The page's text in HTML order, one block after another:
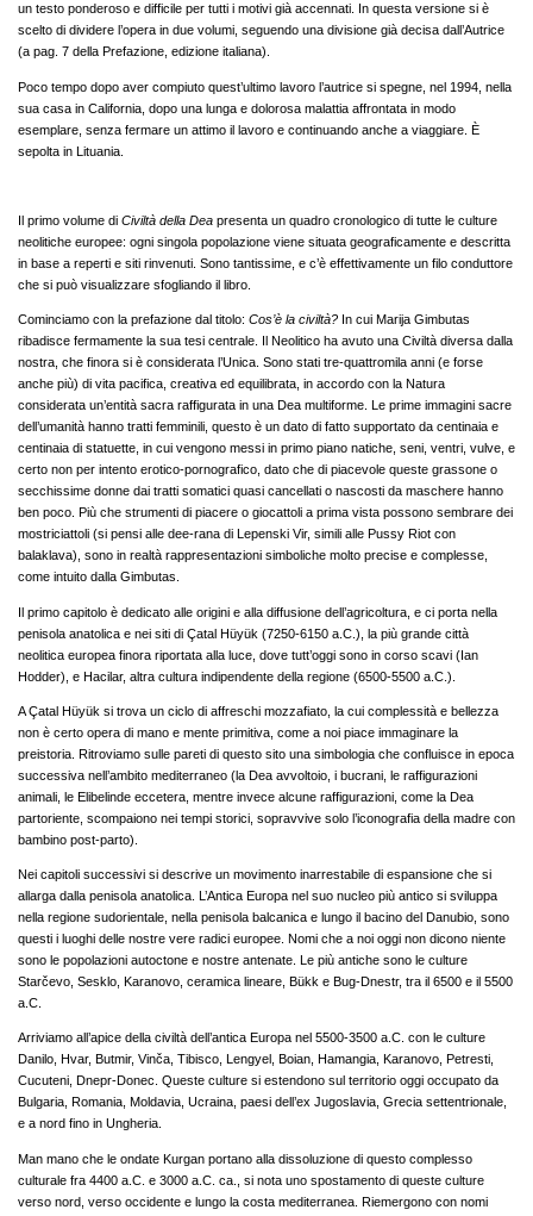
un testo ponderoso e difficile per tutti i motivi già accennati. In questa versione si è
scelto di dividere l’opera in due volumi, seguendo una divisione già decisa dall’Autrice
(a pag. 7 della Prefazione, edizione italiana).
Poco tempo dopo aver compiuto quest’ultimo lavoro l’autrice si spegne, nel 1994, nella
sua casa in California, dopo una lunga e dolorosa malattia affrontata in modo
esemplare, senza fermare un attimo il lavoro e continuando anche a viaggiare. È
sepolta in Lituania.
Il primo volume di Civiltà della Dea presenta un quadro cronologico di tutte le culture
neolitiche europee: ogni singola popolazione viene situata geograficamente e descritta
in base a reperti e siti rinvenuti. Sono tantissime, e c’è effettivamente un filo conduttore
che si può visualizzare sfogliando il libro.
Cominciamo con la prefazione dal titolo: Cos’è la civiltà? In cui Marija Gimbutas
ribadisce fermamente la sua tesi centrale. Il Neolitico ha avuto una Civiltà diversa dalla
nostra, che finora si è considerata l’Unica. Sono stati tre-quattromila anni (e forse
anche più) di vita pacifica, creativa ed equilibrata, in accordo con la Natura
considerata un’entità sacra raffigurata in una Dea multiforme. Le prime immagini sacre
dell’umanità hanno tratti femminili, questo è un dato di fatto supportato da centinaia e
centinaia di statuette, in cui vengono messi in primo piano natiche, seni, ventri, vulve, e
certo non per intento erotico-pornografico, dato che di piacevole queste grassone o
secchissime donne dai tratti somatici quasi cancellati o nascosti da maschere hanno
ben poco. Più che strumenti di piacere o giocattoli a prima vista possono sembrare dei
mostriciattoli (si pensi alle dee-rana di Lepenski Vir, simili alle Pussy Riot con
balaklava), sono in realtà rappresentazioni simboliche molto precise e complesse,
come intuito dalla Gimbutas.
Il primo capitolo è dedicato alle origini e alla diffusione dell’agricoltura, e ci porta nella
penisola anatolica e nei siti di Çatal Hüyük (7250-6150 a.C.), la più grande città
neolitica europea finora riportata alla luce, dove tutt’oggi sono in corso scavi (Ian
Hodder), e Hacilar, altra cultura indipendente della regione (6500-5500 a.C.).
A Çatal Hüyük si trova un ciclo di affreschi mozzafiato, la cui complessità e bellezza
non è certo opera di mano e mente primitiva, come a noi piace immaginare la
preistoria. Ritroviamo sulle pareti di questo sito una simbologia che confluisce in epoca
successiva nell’ambito mediterraneo (la Dea avvoltoio, i bucrani, le raffigurazioni
animali, le Elibelinde eccetera, mentre invece alcune raffigurazioni, come la Dea
partoriente, scompaiono nei tempi storici, sopravvive solo l’iconografia della madre con
bambino post-parto).
Nei capitoli successivi si descrive un movimento inarrestabile di espansione che si
allarga dalla penisola anatolica. L’Antica Europa nel suo nucleo più antico si sviluppa
nella regione sudorientale, nella penisola balcanica e lungo il bacino del Danubio, sono
questi i luoghi delle nostre vere radici europee. Nomi che a noi oggi non dicono niente
sono le popolazioni autoctone e nostre antenate. Le più antiche sono le culture
Starčevo, Sesklo, Karanovo, ceramica lineare, Bükk e Bug-Dnestr, tra il 6500 e il 5500
a.C.
Arriviamo all’apice della civiltà dell’antica Europa nel 5500-3500 a.C. con le culture
Danilo, Hvar, Butmir, Vinča, Tibisco, Lengyel, Boian, Hamangia, Karanovo, Petresti,
Cucuteni, Dnepr-Donec. Queste culture si estendono sul territorio oggi occupato da
Bulgaria, Romania, Moldavia, Ucraina, paesi dell’ex Jugoslavia, Grecia settentrionale,
e a nord fino in Ungheria.
Man mano che le ondate Kurgan portano alla dissoluzione di questo complesso
culturale fra 4400 a.C. e 3000 a.C. ca., si nota uno spostamento di queste culture
verso nord, verso occidente e lungo la costa mediterranea. Riemergono con nomi